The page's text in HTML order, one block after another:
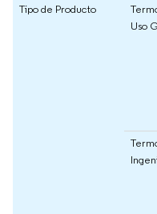
Tipo de Producto
Uso